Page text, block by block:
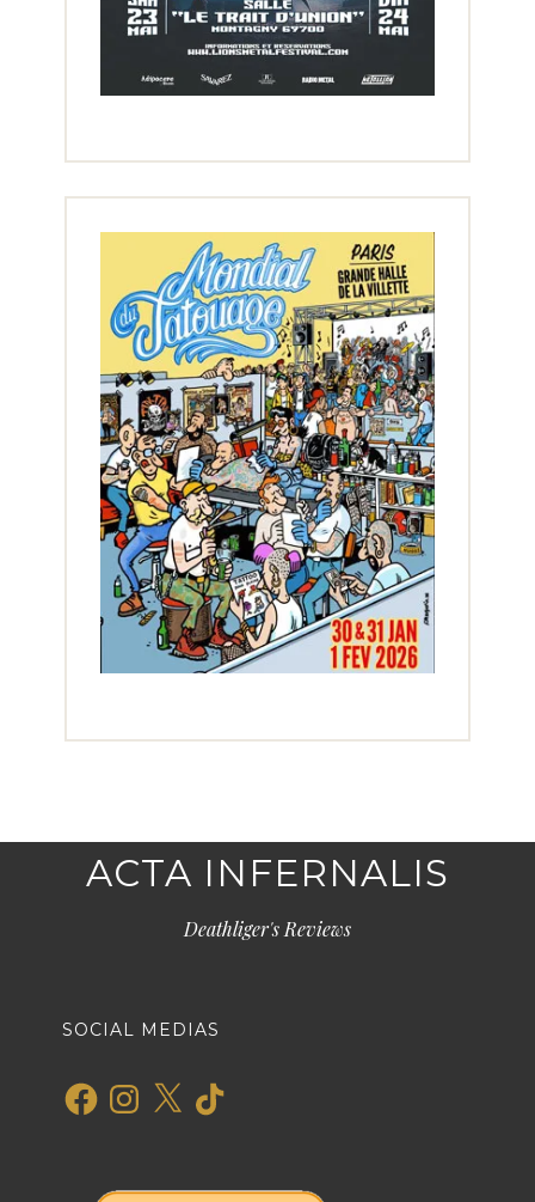
ACTA INFERNALIS
Deathliger's Reviews
SOCIAL MEDIAS
FacebookInstagram
X TikTok